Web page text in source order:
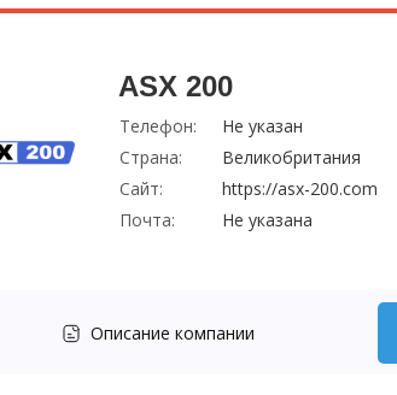
ASX 200
Телефон:
Не указан
Страна:
Великобритания
Сайт:
https://asx-200.com
Почта:
Не указана
Описание компании